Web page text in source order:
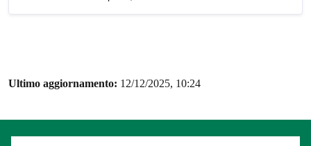
Ultimo aggiornamento: 12/12/2025, 10:24